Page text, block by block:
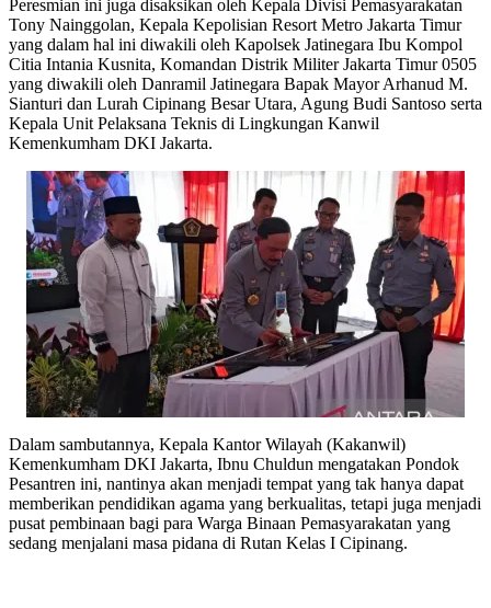
Peresmian ini juga disaksikan oleh Kepala Divisi Pemasyarakatan
Tony Nainggolan, Kepala Kepolisian Resort Metro Jakarta Timur
yang dalam hal ini diwakili oleh Kapolsek Jatinegara Ibu Kompol
Citia Intania Kusnita, Komandan Distrik Militer Jakarta Timur 0505
yang diwakili oleh Danramil Jatinegara Bapak Mayor Arhanud M.
Sianturi dan Lurah Cipinang Besar Utara, Agung Budi Santoso serta
Kepala Unit Pelaksana Teknis di Lingkungan Kanwil
Kemenkumham DKI Jakarta.
Dalam sambutannya, Kepala Kantor Wilayah (Kakanwil)
Kemenkumham DKI Jakarta, Ibnu Chuldun mengatakan Pondok
Pesantren ini, nantinya akan menjadi tempat yang tak hanya dapat
memberikan pendidikan agama yang berkualitas, tetapi juga menjadi
pusat pembinaan bagi para Warga Binaan Pemasyarakatan yang
sedang menjalani masa pidana di Rutan Kelas I Cipinang.